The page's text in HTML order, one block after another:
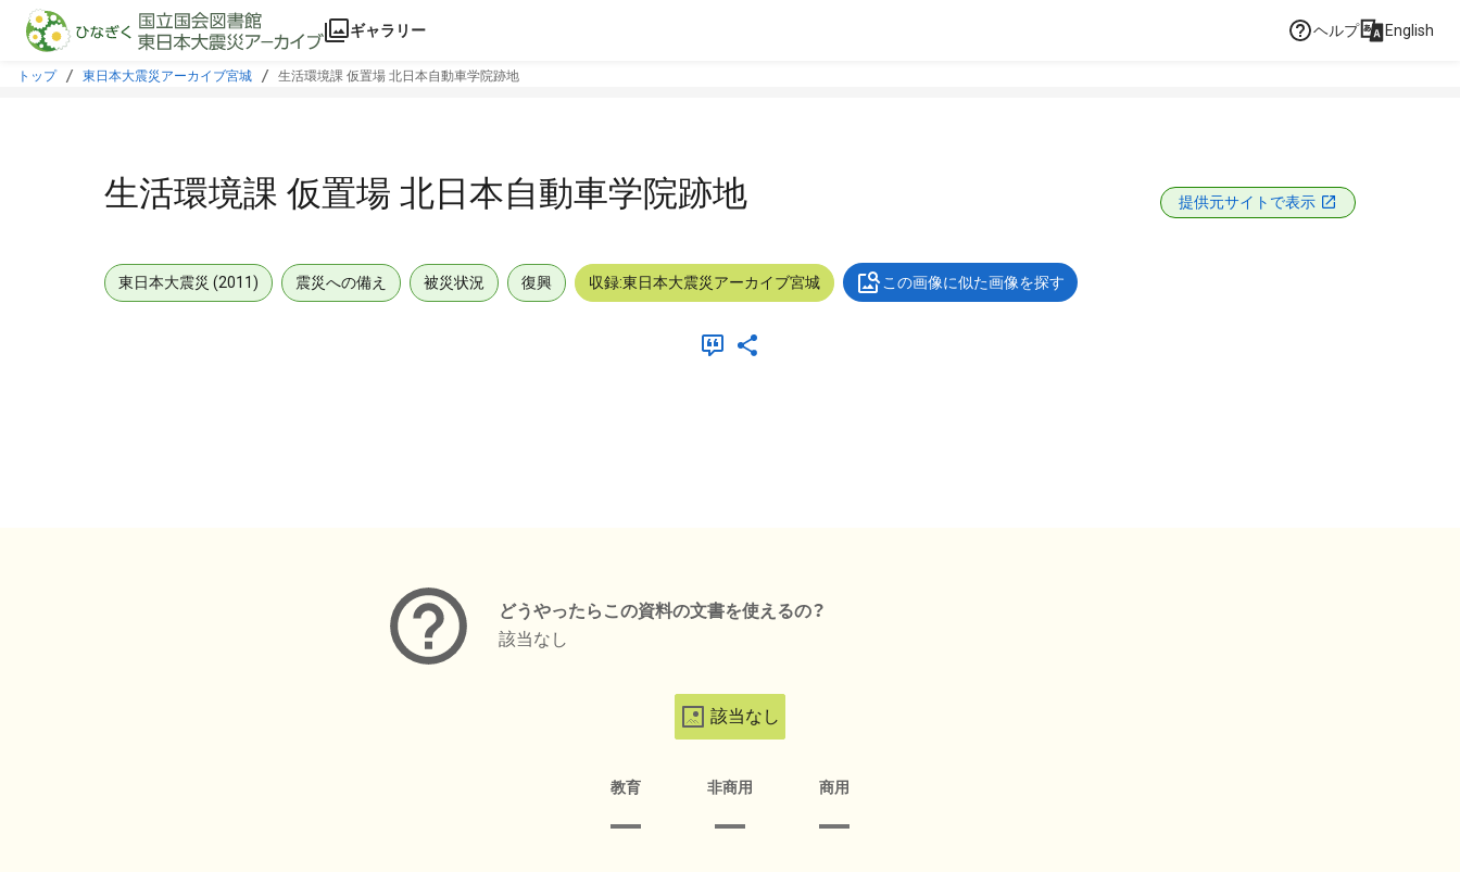
本文に飛ぶ
ギャラリー ヘルプ English
トップ 東日本大震災アーカイブ宮城 生活環境課 仮置場 北日本自動車学院跡地
生活環境課 仮置場 北日本自動車学院跡地 提供元サイトで表示
東日本大震災 (2011) 震災への備え 被災状況 復興 収録:東日本大震災アーカイブ宮城 この画像に似た画像を探す
どうやったらこの資料の文書を使えるの？
該当なし
該当なし
教育 非商用 商用